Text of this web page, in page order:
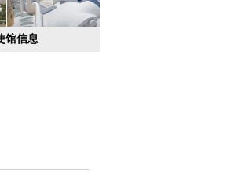
馆信息